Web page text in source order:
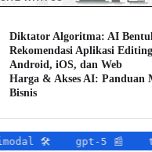
Diktator Algoritma: AI
Rekomendasi Aplikasi
Android, iOS, dan Web
Harga & Akses AI:
Bisnis
gpt-5 📰